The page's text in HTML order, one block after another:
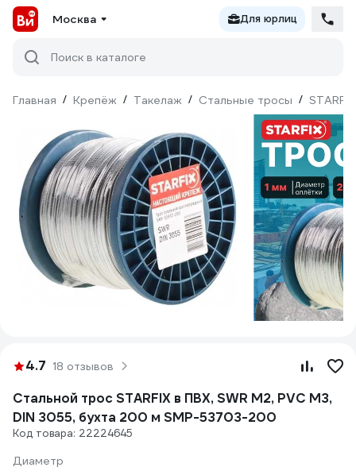
Москва Для юрлиц
Поиск в каталоге
Главная / Крепёж / Такелаж / Стальные тросы / STARFIX
4.7 18 отзывов
Стальной трос STARFIX в ПВХ, SWR М2, PVC М3,
DIN 3055, бухта 200 м SMP-53703-200
Код товара: 22224645
Диаметр